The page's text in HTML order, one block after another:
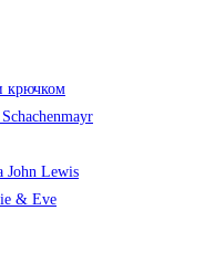
крючком
John Lewis
& Eve